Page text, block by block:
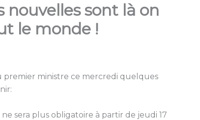
nouvelles sont là on
le monde !
premier ministre ce mercredi quelques
sera plus obligatoire à partir de jeudi 17